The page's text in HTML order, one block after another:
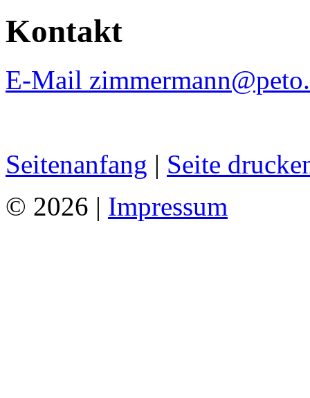
Kontakt
E-Mail
Seitenanfang | Seite
© 2026 | Impressum